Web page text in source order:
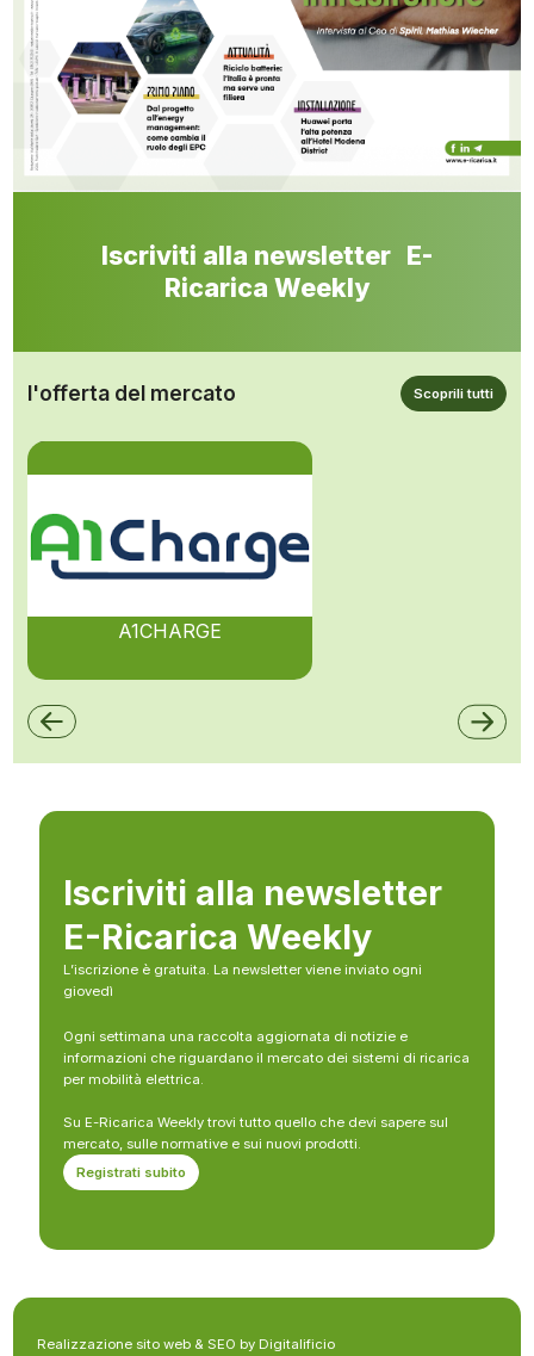
Iscriviti alla newsletter E-
Ricarica Weekly
l'offerta del mercato Scoprili tutti
A1CHARGE
Iscriviti alla newsletter
E-Ricarica Weekly
L’iscrizione è gratuita. La newsletter viene inviato ogni
giovedì
Ogni settimana una raccolta aggiornata di notizie e
informazioni che riguardano il mercato dei sistemi di ricarica
per mobilità elettrica.
Su E-Ricarica Weekly trovi tutto quello che devi sapere sul
mercato, sulle normative e sui nuovi prodotti.
Registrati subito
Realizzazione sito web & SEO by Digitalificio